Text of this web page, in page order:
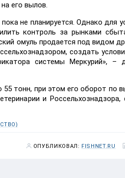
его вылов.
не планируется. Однако для
контроль за рынками
омуль продается под видом
создать
системы Меркурий», –
тонн, при этом его оборот по
и Россельхознадзора,
ОПУБЛИКОВАЛ: FISHNET.RU